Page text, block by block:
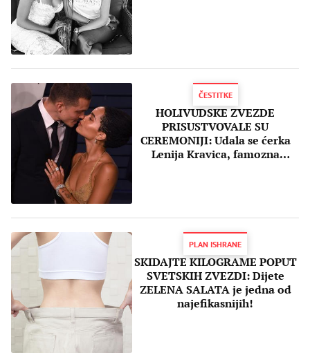
ČESTITKE
HOLIVUDSKE ZVEZDE
PRISUSTVOVALE SU
CEREMONIJI: Udala se ćerka
Lenija Kravica, famozna
PLAN ISHRANE
SKIDAJTE KILOGRAME POPUT
SVETSKIH ZVEZDI: Dijete
ZELENA SALATA je jedna od
najefikasnijih!